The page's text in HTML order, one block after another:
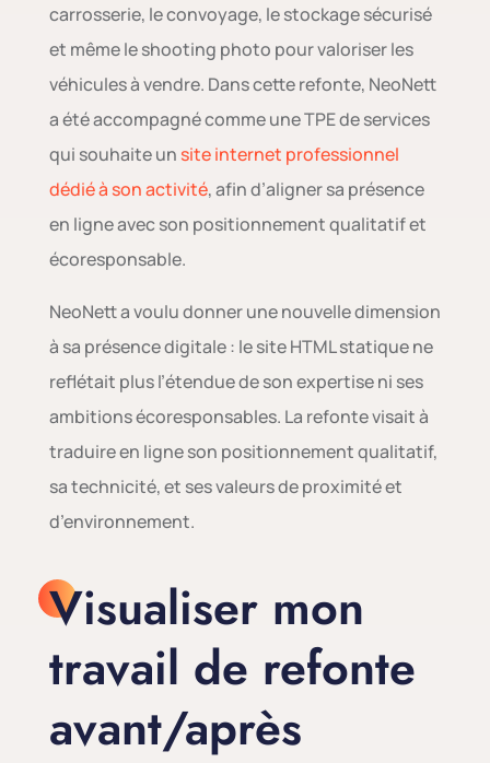
carrosserie, le convoyage, le stockage sécurisé
et même le shooting photo pour valoriser les
véhicules à vendre. Dans cette refonte, NeoNett
a été accompagné comme une TPE de services
qui souhaite un site internet professionnel
dédié à son activité, afin d’aligner sa présence
en ligne avec son positionnement qualitatif et
écoresponsable.
NeoNett a voulu donner une nouvelle dimension
à sa présence digitale : le site HTML statique ne
reflétait plus l’étendue de son expertise ni ses
ambitions écoresponsables. La refonte visait à
traduire en ligne son positionnement qualitatif,
sa technicité, et ses valeurs de proximité et
d’environnement.
Visualiser mon
travail de refonte
avant/après